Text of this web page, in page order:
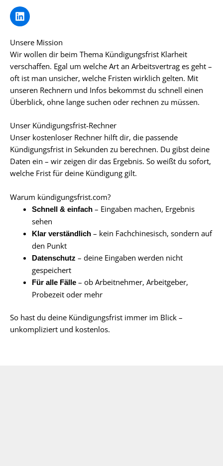
L
i
n
k
e
d
i
n
Unsere Mission
Wir wollen dir beim Thema Kündigungsfrist Klarheit
verschaffen. Egal um welche Art an Arbeitsvertrag es geht –
oft ist man unsicher, welche Fristen wirklich gelten. Mit
unseren Rechnern und Infos bekommst du schnell einen
Überblick, ohne lange suchen oder rechnen zu müssen.
Unser Kündigungsfrist-Rechner
Unser kostenloser Rechner hilft dir, die passende
Kündigungsfrist in Sekunden zu berechnen. Du gibst deine
Daten ein – wir zeigen dir das Ergebnis. So weißt du sofort,
welche Frist für deine Kündigung gilt.
Warum kündigungsfrist.com?
Schnell & einfach– Eingaben machen, Ergebnis
sehen
Klar verständlich– kein Fachchinesisch, sondern auf
den Punkt
Datenschutz – deine Eingaben werden nicht
gespeichert
Für alle Fälle– ob Arbeitnehmer, Arbeitgeber,
Probezeit oder mehr
So hast du deine Kündigungsfrist immer im Blick –
unkompliziert und kostenlos.